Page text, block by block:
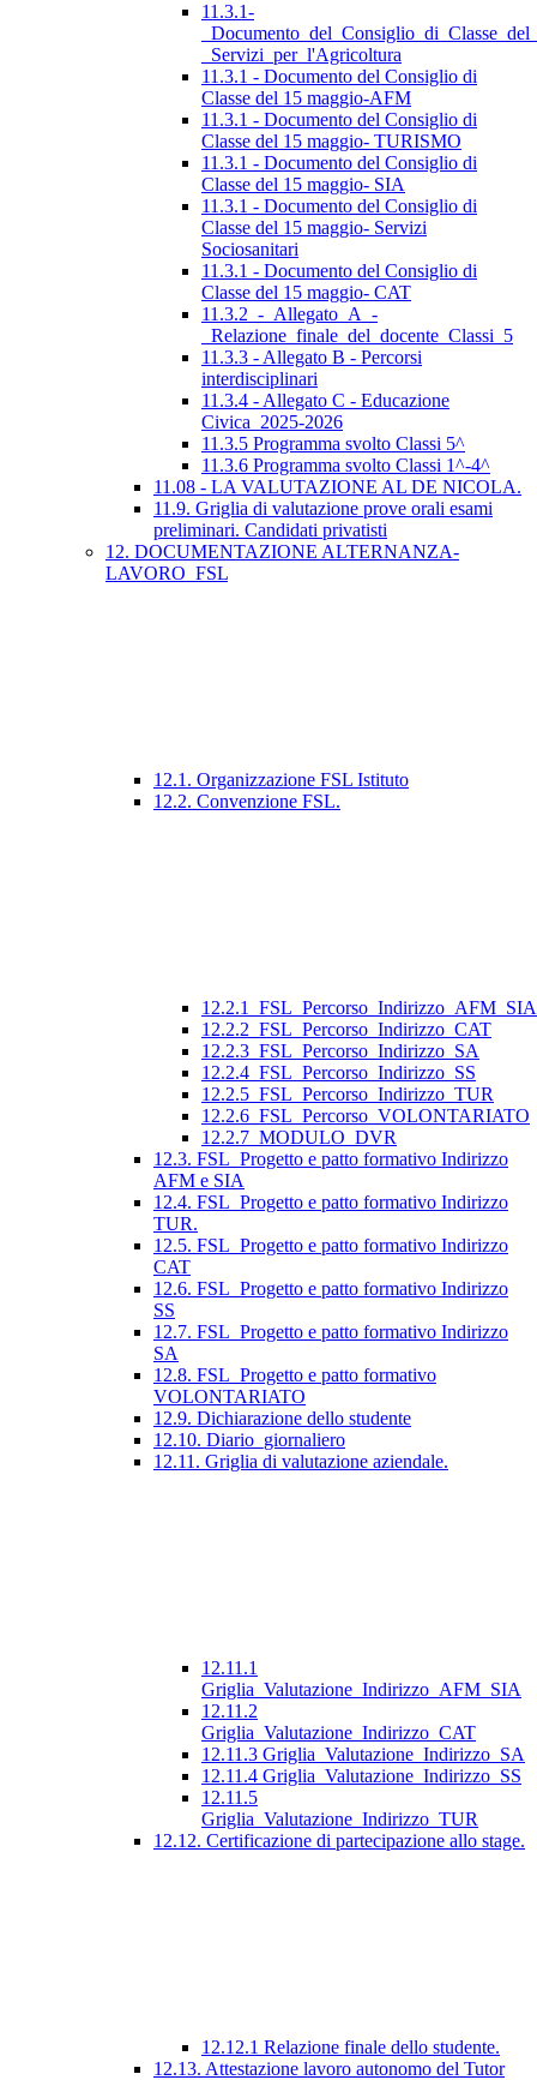
11.3.1-
_Servizi_per_l'Agricoltura
11.3.1 - Documento del Consiglio di
Classe del 15 maggio-AFM
11.3.1 - Documento del Consiglio di
Classe del 15 maggio- TURISMO
11.3.1 - Documento del Consiglio di
Classe del 15 maggio- SIA
11.3.1 - Documento del Consiglio di
Classe del 15 maggio- Servizi
Sociosanitari
11.3.1 - Documento del Consiglio di
Classe del 15 maggio- CAT
11.3.2_-_Allegato_A_-
_Relazione_finale_del_docente_Classi_5
11.3.3 - Allegato B - Percorsi
interdisciplinari
11.3.4 - Allegato C - Educazione
Civica_2025-2026
11.3.5 Programma svolto Classi 5^
11.3.6 Programma svolto Classi 1^-4^
11.08 - LA VALUTAZIONE AL DE NICOLA.
11.9. Griglia di valutazione prove orali esami
preliminari. Candidati privatisti
12. DOCUMENTAZIONE ALTERNANZA-
LAVORO_FSL
12.1. Organizzazione FSL Istituto
12.2. Convenzione FSL.
12.2.1_FSL_Percorso_Indirizzo_AFM_SIA
12.2.2_FSL_Percorso_Indirizzo_CAT
12.2.3_FSL_Percorso_Indirizzo_SA
12.2.4_FSL_Percorso_Indirizzo_SS
12.2.5_FSL_Percorso_Indirizzo_TUR
12.2.6_FSL_Percorso_VOLONTARIATO
12.2.7_MODULO_DVR
12.3. FSL_Progetto e patto formativo Indirizzo
AFM e SIA
12.4. FSL_Progetto e patto formativo Indirizzo
TUR.
12.5. FSL_Progetto e patto formativo Indirizzo
CAT
12.6. FSL_Progetto e patto formativo Indirizzo
SS
12.7. FSL_Progetto e patto formativo Indirizzo
SA
12.8. FSL_Progetto e patto formativo
VOLONTARIATO
12.9. Dichiarazione dello studente
12.10. Diario_giornaliero
12.11. Griglia di valutazione aziendale.
12.11.1
Griglia_Valutazione_Indirizzo_AFM_SIA
12.11.2
Griglia_Valutazione_Indirizzo_CAT
12.11.3 Griglia_Valutazione_Indirizzo_SA
12.11.4 Griglia_Valutazione_Indirizzo_SS
12.11.5
Griglia_Valutazione_Indirizzo_TUR
12.12. Certificazione di partecipazione allo stage.
12.12.1 Relazione finale dello studente.
12.13. Attestazione lavoro autonomo del Tutor